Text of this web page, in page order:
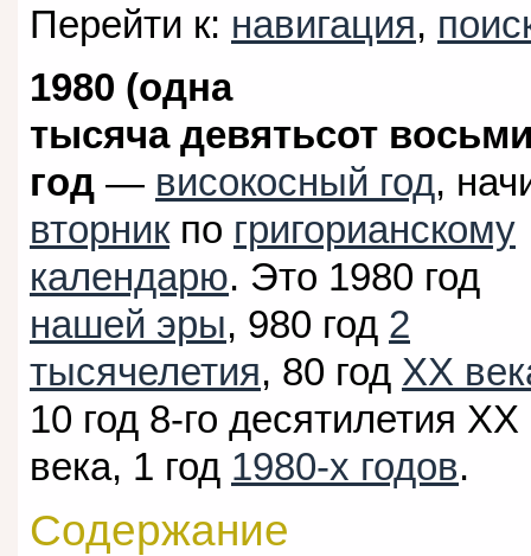
Перейти к: навигация,
1980 (одна
тысяча девятьсот
год — високосный год,
вторникпо григорианскому
календарю. Это 1980 год
нашей эры, 980 год 2
тысячелетия, 80 год XX
10 год 8-го десятилетия XX
века, 1 год 1980-х годов.
Содержание